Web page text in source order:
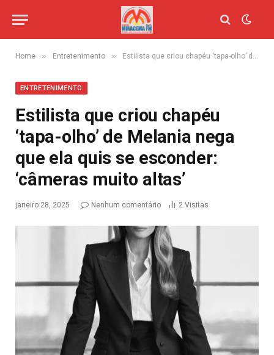
Home » Entretenimento » Estilista que criou chapéu ‘tapa-olho’ de Melania nega que ela quis se esconder: ‘câmeras muito altas’
ENTRETENIMENTO
Estilista que criou chapéu
‘tapa-olho’ de Melania nega
que ela quis se esconder:
‘câmeras muito altas’
janeiro 28, 2025 Nenhum comentário 2 Visitas